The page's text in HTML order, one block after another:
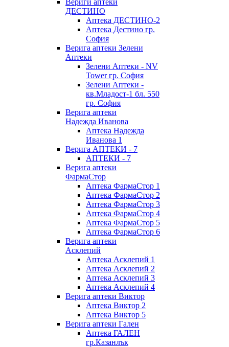
ДЕСТИНО
Аптека ДЕСТИНО-2
Аптека Дестино гр.
София
Верига аптеки Зелени
Аптеки
Зелени Аптеки - NV
Tower гр. София
Зелени Аптеки -
кв.Младост-1 бл. 550
гр. София
Верига аптеки
Надежда Иванова
Аптека Надежда
Иванова 1
Верига АПТЕКИ - 7
АПТЕКИ - 7
Верига аптеки
ФармаСтор
Аптека ФармаСтор 1
Аптека ФармаСтор 2
Аптека ФармаСтор 3
Аптека ФармаСтор 4
Аптека ФармаСтор 5
Аптека ФармаСтор 6
Верига аптеки
Асклепий
Аптека Асклепий 1
Аптека Асклепий 2
Аптека Асклепий 3
Аптека Асклепий 4
Верига аптеки Виктор
Аптека Виктор 2
Аптека Виктор 5
Верига аптеки Гален
Аптека ГАЛЕН
гр.Казанлък